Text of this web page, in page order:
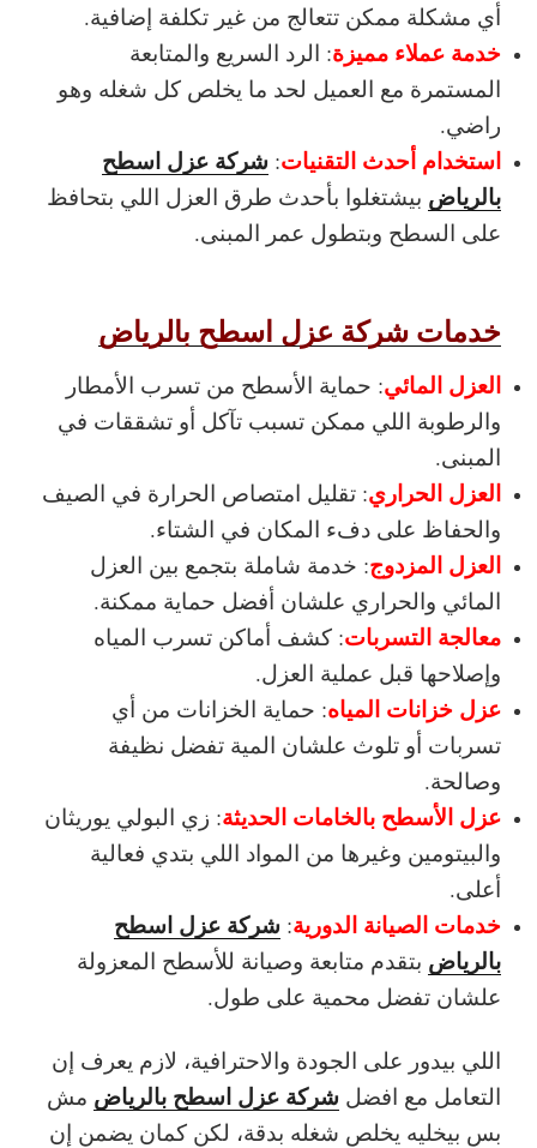
أي مشكلة ممكن تتعالج من غير تكلفة إضافية.
خدمة عملاء مميزة: الرد السريع والمتابعة
المستمرة مع العميل لحد ما يخلص كل شغله وهو
راضي.
استخدام أحدث التقنيات: شركة عزل اسطح
بالرياض بيشتغلوا بأحدث طرق العزل اللي بتحافظ
على السطح وبتطول عمر المبنى.
خدمات شركة عزل اسطح بالرياض
العزل المائي: حماية الأسطح من تسرب الأمطار
والرطوبة اللي ممكن تسبب تآكل أو تشققات في
المبنى.
العزل الحراري: تقليل امتصاص الحرارة في الصيف
والحفاظ على دفء المكان في الشتاء.
العزل المزدوج: خدمة شاملة بتجمع بين العزل
المائي والحراري علشان أفضل حماية ممكنة.
معالجة التسربات: كشف أماكن تسرب المياه
وإصلاحها قبل عملية العزل.
عزل خزانات المياه: حماية الخزانات من أي
تسربات أو تلوث علشان المية تفضل نظيفة
وصالحة.
عزل الأسطح بالخامات الحديثة: زي البولي يوريثان
والبيتومين وغيرها من المواد اللي بتدي فعالية
أعلى.
خدمات الصيانة الدورية: شركة عزل اسطح
بالرياض بتقدم متابعة وصيانة للأسطح المعزولة
علشان تفضل محمية على طول.
اللي بيدور على الجودة والاحترافية، لازم يعرف إن
التعامل مع افضل شركة عزل اسطح بالرياض مش
بس بيخليه يخلص شغله بدقة، لكن كمان يضمن إن